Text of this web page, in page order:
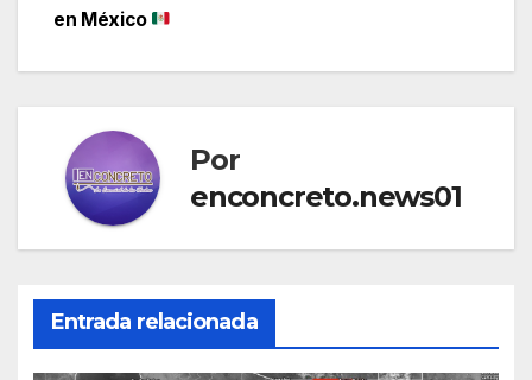
en México
Por
enconcreto.news01
Entrada relacionada